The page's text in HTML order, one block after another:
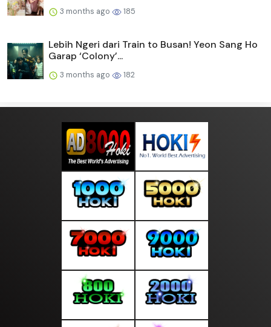
3 months ago 185
Lebih Ngeri dari Train to Busan! Yeon Sang Ho
Garap ‘Colony’...
3 months ago 182